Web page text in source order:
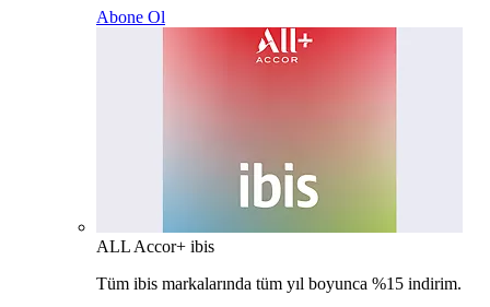
Abone Ol
ALL Accor+ ibis
Tüm ibis markalarında tüm yıl boyunca %15 indirim.